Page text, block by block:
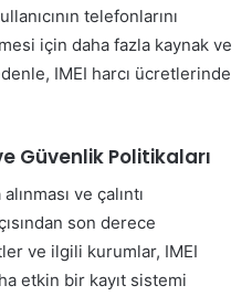
telefonlarını
için daha fazla kaynak ve
IMEI harcı ücretlerinde
Güvenlik Politikaları
ve çalıntı
son derece
ve ilgili kurumlar, IMEI
etkin bir kayıt sistemi